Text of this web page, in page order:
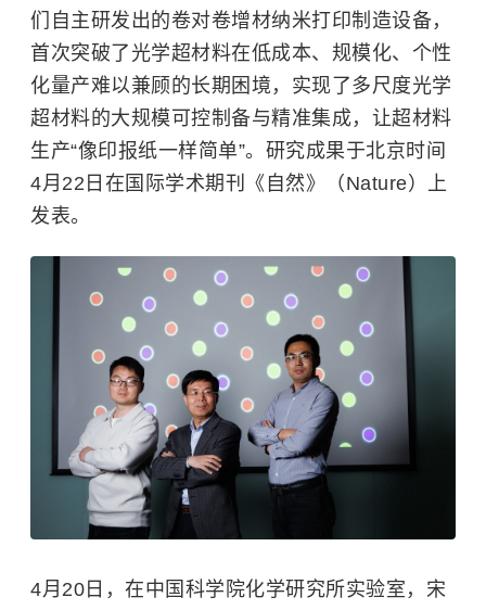
们自主研发出的卷对卷增材纳米打印制造设备，
首次突破了光学超材料在低成本、规模化、个性
化量产难以兼顾的长期困境，实现了多尺度光学
超材料的大规模可控制备与精准集成，让超材料
生产“像印报纸一样简单”。研究成果于北京时间
4月22日在国际学术期刊《自然》（Nature）上
发表。
4月20日，在中国科学院化学研究所实验室，宋